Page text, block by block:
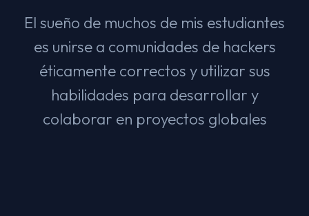
El sueño de muchos de mis estudiantes
es unirse a comunidades de hackers
éticamente correctos y utilizar sus
habilidades para desarrollar y
colaborar en proyectos globales